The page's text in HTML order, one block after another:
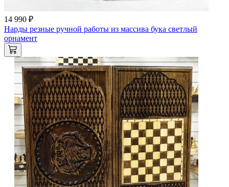
14 990 ₽
Нарды резные ручной работы из массива бука светлый
орнамент